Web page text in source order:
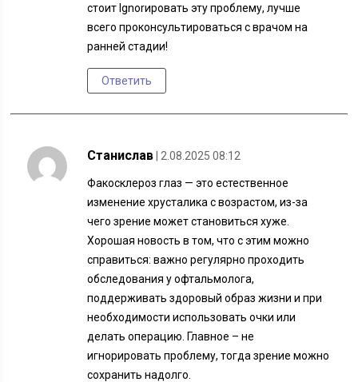
стоит Ignorировать эту проблему, лучше
всего проконсультироваться с врачом на
ранней стадии!
Ответить
Станислав | 2.08.2025 08:12
Факосклероз глаз — это естественное
изменение хрусталика с возрастом, из-за
чего зрение может становиться хуже.
Хорошая новость в том, что с этим можно
справиться: важно регулярно проходить
обследования у офтальмолога,
поддерживать здоровый образ жизни и при
необходимости использовать очки или
делать операцию. Главное – не
игнорировать проблему, тогда зрение можно
сохранить надолго.